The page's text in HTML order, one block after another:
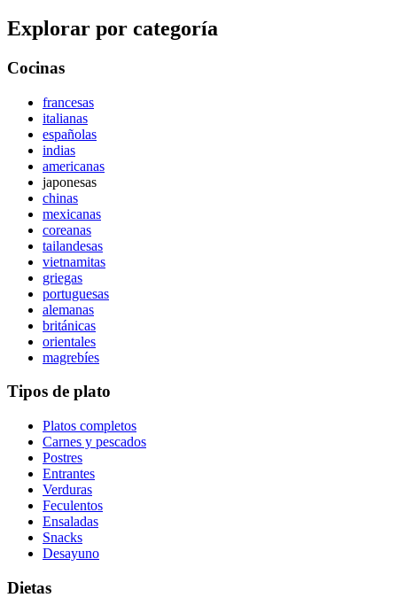
Explorar por categoría
Cocinas
francesas
italianas
españolas
indias
americanas
japonesas
chinas
mexicanas
coreanas
tailandesas
vietnamitas
griegas
portuguesas
alemanas
británicas
orientales
magrebíes
Tipos de plato
Platos completos
Carnes y pescados
Postres
Entrantes
Verduras
Feculentos
Ensaladas
Snacks
Desayuno
Dietas